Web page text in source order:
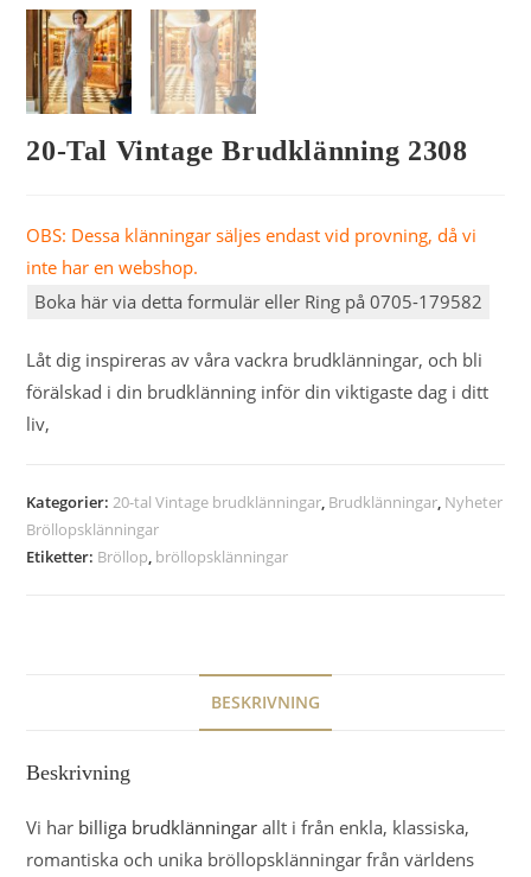
20-Tal Vintage Brudklänning 2308
OBS: Dessa klänningar säljes endast vid provning, då vi
inte har en webshop.
Boka här via detta formulär eller Ring på 0705-179582
Låt dig inspireras av våra vackra brudklänningar, och bli
förälskad i din brudklänning inför din viktigaste dag i ditt
liv,
Kategorier:20-tal Vintage brudklänningar, Brudklänningar, Nyheter
Bröllopsklänningar
Etiketter: Bröllop, bröllopsklänningar
BESKRIVNING
Beskrivning
Vi har billiga brudklänningar allt i från enkla, klassiska,
romantiska och unika bröllopsklänningar från världens